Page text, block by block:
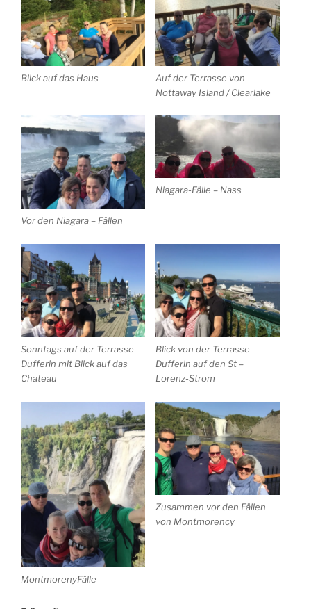
Blick auf das Haus
Auf der Terrasse von
Nottaway Island / Clearlake
Vor den Niagara – Fällen
Niagara-Fälle – Nass
Sonntags auf der Terrasse
Dufferin mit Blick auf das
Chateau
Blick von der Terrasse
Dufferin auf den St –
Lorenz-Strom
MontmorenyFälle
Zusammen vor den Fällen
von Montmorency